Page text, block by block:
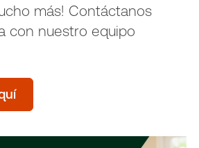
más! Contáctanos
con nuestro equipo